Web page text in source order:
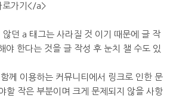
가기</a>
던 a 태그는 사라질 것 이기 때문에 글 작
한다는 것을 글 작성 후 눈치 챌 수도 있
께 이용하는 커뮤니티에서 링크로 인한 문
할 작은 부분이며 크게 문제되지 않을 사항